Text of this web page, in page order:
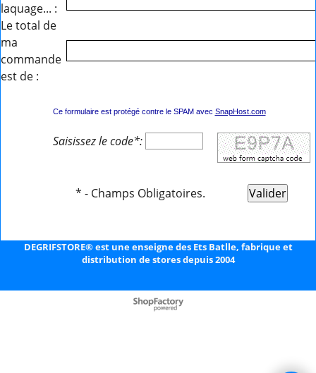
laquage... :
Le total de
ma
commande
est de :
Ce formulaire est protégé contre le SPAM avec SnapHost.com
Saisissez le code*:
* - Champs Obligatoires.
DEGRIFSTORE® est une enseigne des Ets Batlle, fabrique et
distribution de stores depuis 2004
Boutique en ligne créés
avec le logiciel